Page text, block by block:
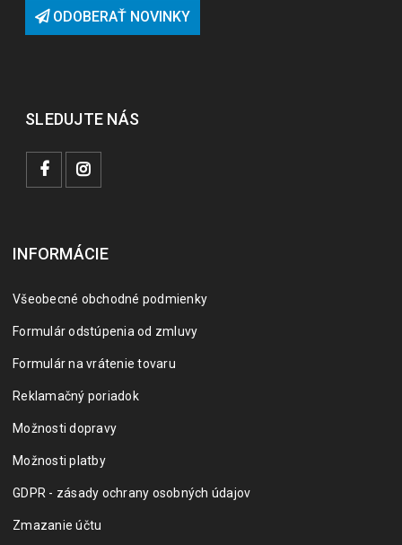
ODOBERAŤ NOVINKY
SLEDUJTE NÁS
INFORMÁCIE
Všeobecné obchodné podmienky
Formulár odstúpenia od zmluvy
Formulár na vrátenie tovaru
Reklamačný poriadok
Možnosti dopravy
Možnosti platby
GDPR - zásady ochrany osobných údajov
Zmazanie účtu